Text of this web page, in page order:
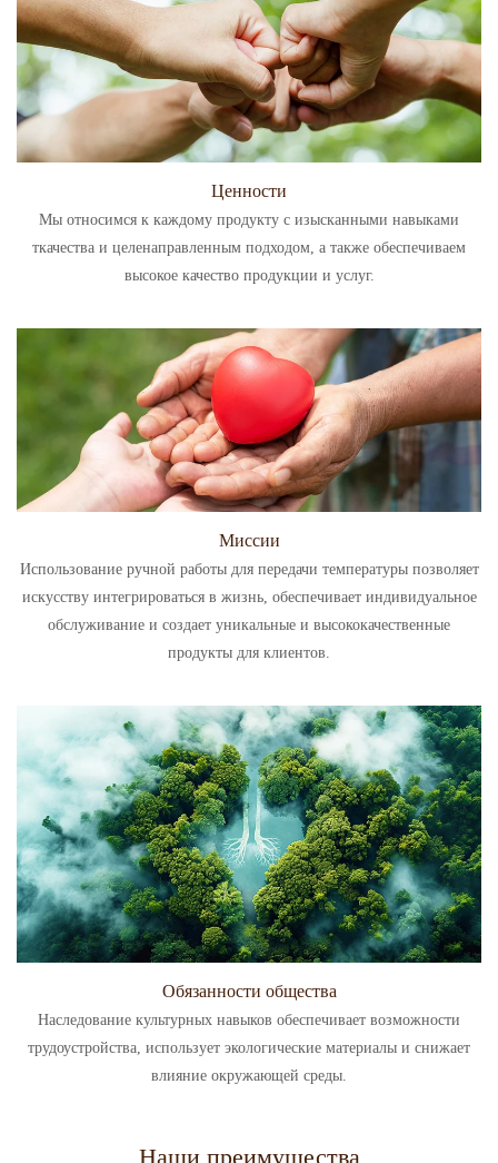
Ценности
Мы относимся к каждому продукту с изысканными навыками
ткачества и целенаправленным подходом, а также обеспечиваем
высокое качество продукции и услуг.
Миссии
Использование ручной работы для передачи температуры позволяет
искусству интегрироваться в жизнь, обеспечивает индивидуальное
обслуживание и создает уникальные и высококачественные
продукты для клиентов.
Обязанности общества
Наследование культурных навыков обеспечивает возможности
трудоустройства, использует экологические материалы и снижает
влияние окружающей среды.